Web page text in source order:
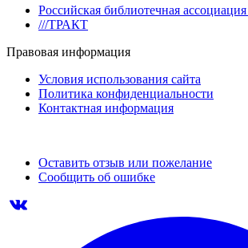
Российская библиотечная
///ТРАКТ
Правовая информация
Условия использования сайта
Политика конфиденциальности
Контактная информация
Оставить отзыв или пожелание
Сообщить об ошибке